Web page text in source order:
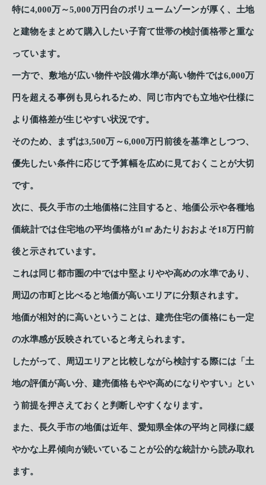
特に4,000万～5,000万円台のボリュームゾーンが厚く、土地
と建物をまとめて購入したい子育て世帯の検討価格帯と重な
っています。
一方で、敷地が広い物件や設備水準が高い物件では6,000万
円を超える事例も見られるため、同じ市内でも立地や仕様に
より価格差が生じやすい状況です。
そのため、まずは3,500万～6,000万円前後を基準としつつ、
優先したい条件に応じて予算幅を広めに見ておくことが大切
です。
次に、長久手市の土地価格に注目すると、地価公示や各種地
価統計では住宅地の平均価格が1㎡あたりおおよそ18万円前
後と示されています。
これは同じ都市圏の中では中堅よりやや高めの水準であり、
周辺の市町と比べると地価が高いエリアに分類されます。
地価が相対的に高いということは、建売住宅の価格にも一定
の水準感が反映されていると考えられます。
したがって、周辺エリアと比較しながら検討する際には「土
地の評価が高い分、建売価格もやや高めになりやすい」とい
う前提を押さえておくと判断しやすくなります。
また、長久手市の地価は近年、愛知県全体の平均と同様に緩
やかな上昇傾向が続いていることが公的な統計から読み取れ
ます。